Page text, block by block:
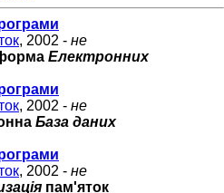
, 2002 - не
Електронних
, 2002 - не
База даних
, 2002 - не
пам'яток